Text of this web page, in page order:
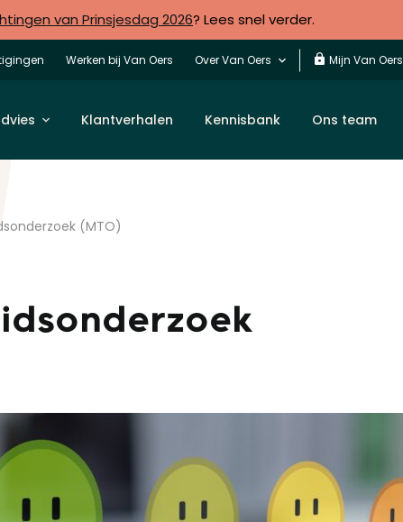
van Prinsjesdag 2026? Lees snel verder.
Werken bij Van Oers Over Van Oers Mijn Van Oers
Klantverhalen Kennisbank Ons team
(MTO)